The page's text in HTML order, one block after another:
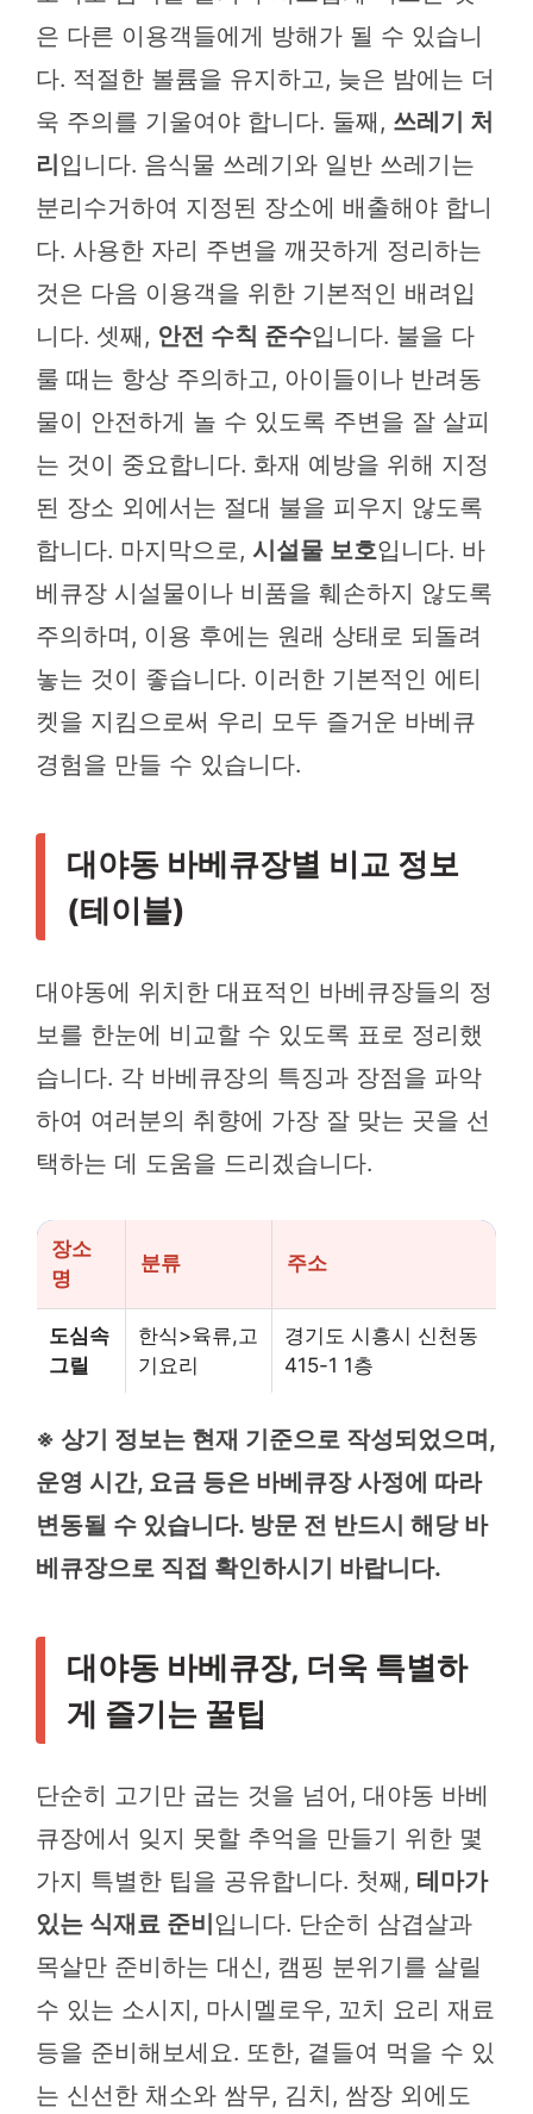
은 다른 이용객들에게 방해가 될 수 있습니
다. 적절한 볼륨을 유지하고, 늦은 밤에는 더
욱 주의를 기울여야 합니다. 둘째, 쓰레기 처
리입니다. 음식물 쓰레기와 일반 쓰레기는
분리수거하여 지정된 장소에 배출해야 합니
다. 사용한 자리 주변을 깨끗하게 정리하는
것은 다음 이용객을 위한 기본적인 배려입
니다. 셋째, 안전 수칙 준수입니다. 불을 다
룰 때는 항상 주의하고, 아이들이나 반려동
물이 안전하게 놀 수 있도록 주변을 잘 살피
는 것이 중요합니다. 화재 예방을 위해 지정
된 장소 외에서는 절대 불을 피우지 않도록
합니다. 마지막으로, 시설물 보호입니다. 바
베큐장 시설물이나 비품을 훼손하지 않도록
주의하며, 이용 후에는 원래 상태로 되돌려
놓는 것이 좋습니다. 이러한 기본적인 에티
켓을 지킴으로써 우리 모두 즐거운 바베큐
경험을 만들 수 있습니다.
대야동 바베큐장별 비교 정보
(테이블)
대야동에 위치한 대표적인 바베큐장들의 정
보를 한눈에 비교할 수 있도록 표로 정리했
습니다. 각 바베큐장의 특징과 장점을 파악
하여 여러분의 취향에 가장 잘 맞는 곳을 선
택하는 데 도움을 드리겠습니다.
장소
명
분류 주소
도심속
그릴
한식>육류,고
기요리
경기도 시흥시 신천동
415-1 1층
※ 상기 정보는 현재 기준으로 작성되었으며,
운영 시간, 요금 등은 바베큐장 사정에 따라
변동될 수 있습니다. 방문 전 반드시 해당 바
베큐장으로 직접 확인하시기 바랍니다.
대야동 바베큐장, 더욱 특별하
게 즐기는 꿀팁
단순히 고기만 굽는 것을 넘어, 대야동 바베
큐장에서 잊지 못할 추억을 만들기 위한 몇
가지 특별한 팁을 공유합니다. 첫째, 테마가
있는 식재료 준비입니다. 단순히 삼겹살과
목살만 준비하는 대신, 캠핑 분위기를 살릴
수 있는 소시지, 마시멜로우, 꼬치 요리 재료
등을 준비해보세요. 또한, 곁들여 먹을 수 있
는 신선한 채소와 쌈무, 김치, 쌈장 외에도